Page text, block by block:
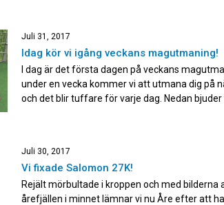
Juli 31, 2017
Idag kör vi igång veckans magutmaning!
I dag är det första dagen på veckans
under en vecka kommer vi att utmana dig på
och det blir tuffare för varje dag. Nedan
Juli 30, 2017
Vi fixade Salomon 27K!
Rejält mörbultade i kroppen och med bilderna
årefjällen i minnet lämnar vi nu Åre efter att